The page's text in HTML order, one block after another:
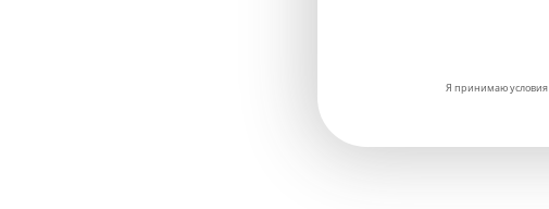
Я принимаю условия